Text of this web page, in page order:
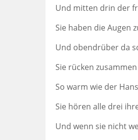
Und mitten drin der
Sie haben die Augen
Und obendrüber da
Sie rücken
So warm wie der
Sie hören alle drei
Und wenn sie nicht